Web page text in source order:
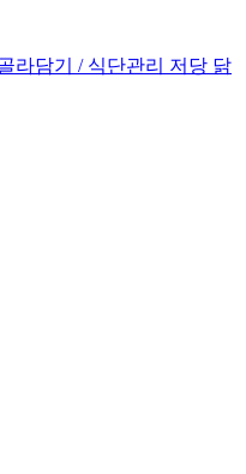
라담기 / 식단관리 저당 닭